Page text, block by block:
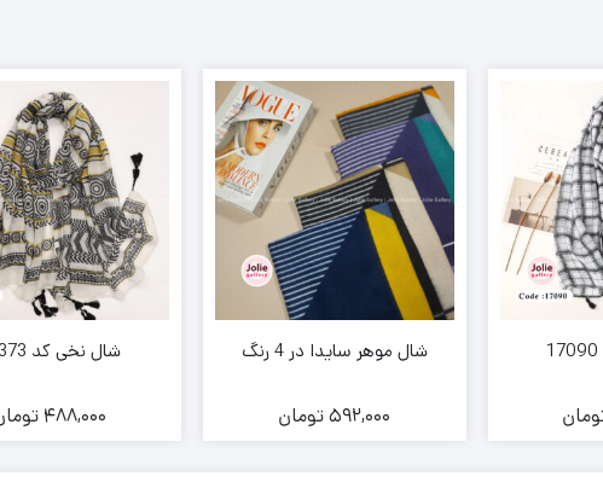
شال موهر سایدا در 4 رنگ
592,000تومان
شال نخی کد 17373
488,000